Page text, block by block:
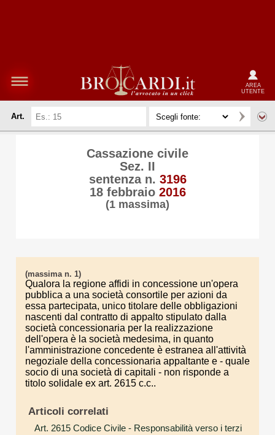
AREA
UTENTE
Art.
Cassazione civile
Sez. II
sentenza n. 3196
18 febbraio 2016
(1 massima)
(massima n. 1)
Qualora la regione affidi in concessione un'opera
pubblica a una società consortile per azioni da
essa partecipata, unico titolare delle obbligazioni
nascenti dal contratto di appalto stipulato dalla
società concessionaria per la realizzazione
dell'opera è la società medesima, in quanto
l'amministrazione concedente è estranea all'attività
negoziale della concessionaria appaltante e - quale
socio di una società di capitali - non risponde a
titolo solidale ex art. 2615 c.c..
Articoli correlati
Art. 2615 Codice Civile - Responsabilità verso i terzi